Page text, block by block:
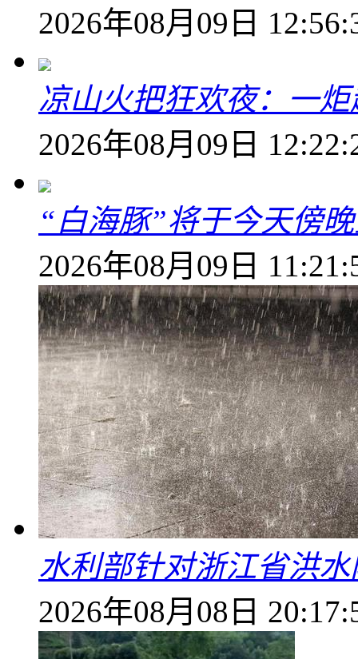
2026年08月09日
凉山火把狂欢夜：一
2026年08月09日
“白海豚”将于今天傍
2026年08月09日
水利部针对浙江省洪
2026年08月08日